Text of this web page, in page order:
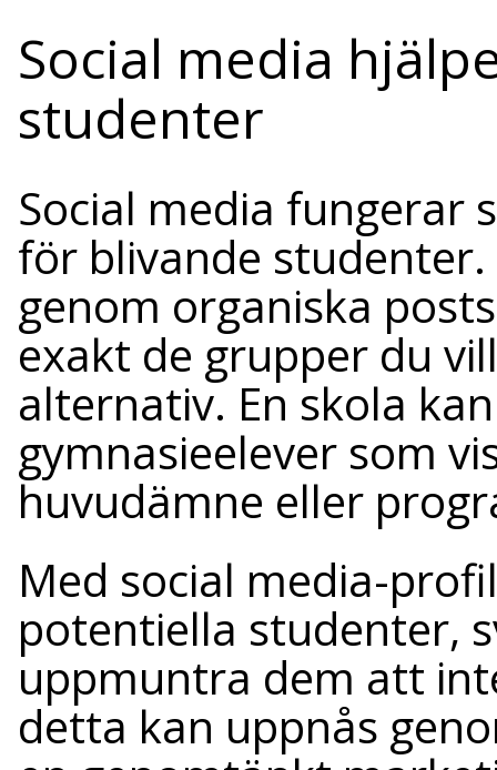
Social media
studenter
Social media
för blivande
genom organiska
exakt de grupper du
alternativ. En skola
gymnasieelever som
huvudämne eller
Med social media-
potentiella studenter,
uppmuntra dem att
detta kan uppnås